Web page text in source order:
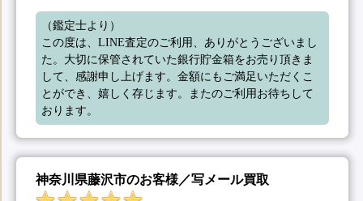
（鑑定士より）
この度は、LINE査定のご利用、ありがとうございまし
た。大切に保管されていた銀行貯金箱をお売り頂きま
して、感謝申し上げます。金額にもご満足いただくこ
とができ、嬉しく存じます。またのご利用お待ちして
おります。
神奈川県藤沢市のお客様／写メール買取